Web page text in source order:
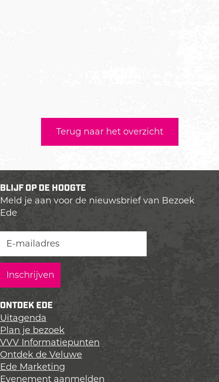
Terug naar het overzicht
BLIJF OP DE HOOGTE
Meld je aan voor de nieuwsbrief van Bezoek
Ede
ONTDEK EDE
Uitagenda
Plan je bezoek
VVV Informatiepunten
Ontdek de Veluwe
Ede Marketing
Evenement aanmelden